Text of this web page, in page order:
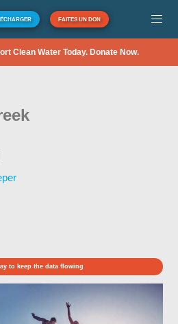
FAITES UN DON
Clean Water Today. Donate Now.
to keep the data flowing